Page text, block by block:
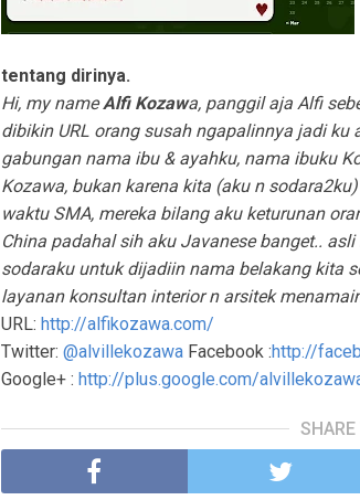
tentang dirinya.
Hi, my nameAlfi Kozawa, panggil aja Alfi
dibikin URL orang susah ngapalinnya jadi
gabungan nama ibu & ayahku, nama ibuku
Kozawa, bukan karena kita (aku n
waktu SMA, mereka bilang aku keturunan
China padahal sih aku Javanese banget..
sodaraku untuk dijadiin nama belakang kita
layanan konsultan interior n arsitek
URL: http://alfikozawa.com/
Twitter: @alvillekozawa Facebook :http://
Google+ : http://plus.google.com/